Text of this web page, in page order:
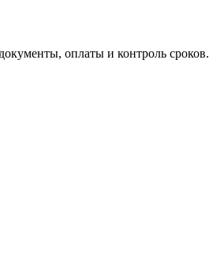
оплаты и контроль сроков.